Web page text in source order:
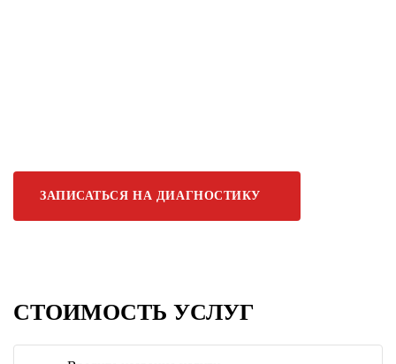
ЗАПИСАТЬСЯ НА ДИАГНОСТИКУ
СТОИМОСТЬ УСЛУГ